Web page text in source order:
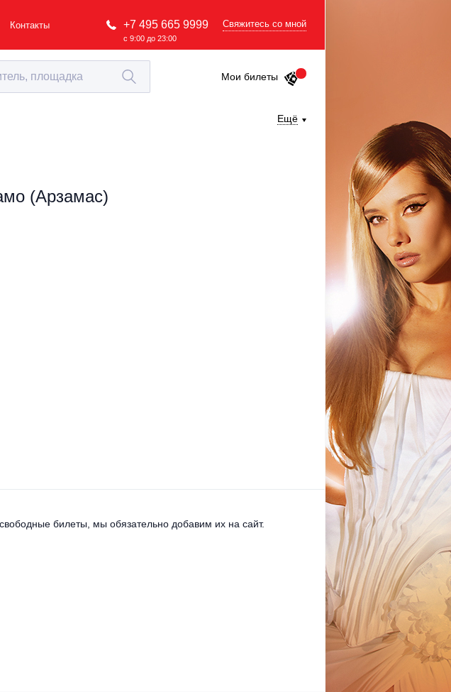
Контакты +7 495 665 9999
с 9:00 до 23:00
Свяжитесь со мной
Мои билеты
Ещё
(Арзамас)
билеты, мы обязательно добавим их на сайт.